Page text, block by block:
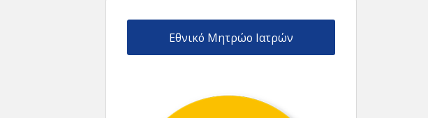
Εθνικό Μητρώο Ιατρών